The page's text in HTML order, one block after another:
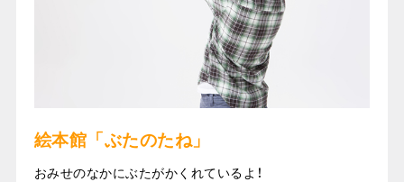
絵本館「ぶたのたね」
おみせのなかにぶたがかくれているよ！